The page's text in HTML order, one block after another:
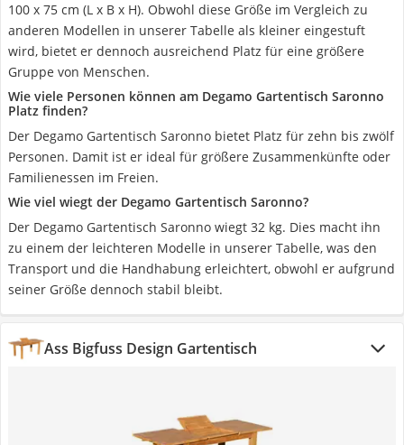
100 x 75 cm (L x B x H). Obwohl diese Größe im Vergleich zu
anderen Modellen in unserer Tabelle als kleiner eingestuft
wird, bietet er dennoch ausreichend Platz für eine größere
Gruppe von Menschen.
Wie viele Personen können am Degamo Gartentisch Saronno
Platz finden?
Der Degamo Gartentisch Saronno bietet Platz für zehn bis zwölf
Personen. Damit ist er ideal für größere Zusammenkünfte oder
Familienessen im Freien.
Wie viel wiegt der Degamo Gartentisch Saronno?
Der Degamo Gartentisch Saronno wiegt 32 kg. Dies macht ihn
zu einem der leichteren Modelle in unserer Tabelle, was den
Transport und die Handhabung erleichtert, obwohl er aufgrund
seiner Größe dennoch stabil bleibt.
Ass Bigfuss Design Gartentisch